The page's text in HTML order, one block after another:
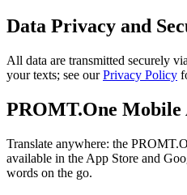
Data Privacy and
All data are transmitted securely
your texts; see ourPrivacy Policy
PROMT.One
Translate anywhere: the
available in the App Store and
words on the go.